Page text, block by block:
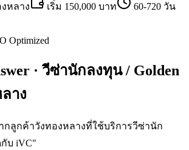
หลาง เริ่ม 150,000 บาท
60-720 วัน
Optimized
· วีซ่านักลงทุน / Golden
าง
ลูกค้าวังทองหลางที่ใช้บริการวีซ่านัก
กับ iVC"